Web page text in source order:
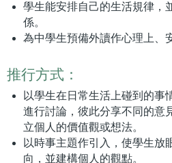
學生能安排自己的生活規律，
係。
為中學生預備外讀作心理上、
推行方式：
以學生在日常生活上碰到的事
進行討論，彼此分享不同的意
立個人的價值觀或想法。
以時事主題作引入，使學生放
向，並建構個人的觀點。